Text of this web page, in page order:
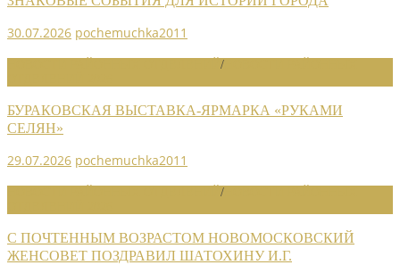
30.07.2026 pochemuchka2011
/
БУРАКОВСКАЯ ВЫСТАВКА-ЯРМАРКА «РУКАМИ
СЕЛЯН»
29.07.2026 pochemuchka2011
/
С ПОЧТЕННЫМ ВОЗРАСТОМ НОВОМОСКОВСКИЙ
ЖЕНСОВЕТ ПОЗДРАВИЛ ШАТОХИНУ И.Г.